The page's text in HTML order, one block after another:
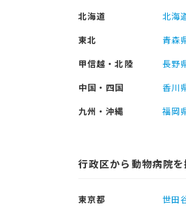
北海道
北海
東北
青森
甲信越・北陸
長野
中国・四国
香川
九州・沖縄
福岡
行政区から動物病院を
東京都 世田